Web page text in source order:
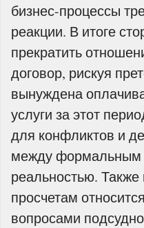
бизнес-процессы
реакции. В итоге
прекратить
договор, рискуя
вынуждена
услуги за этот
для конфликтов и
между формальным
реальностью.
просчетам
вопросами